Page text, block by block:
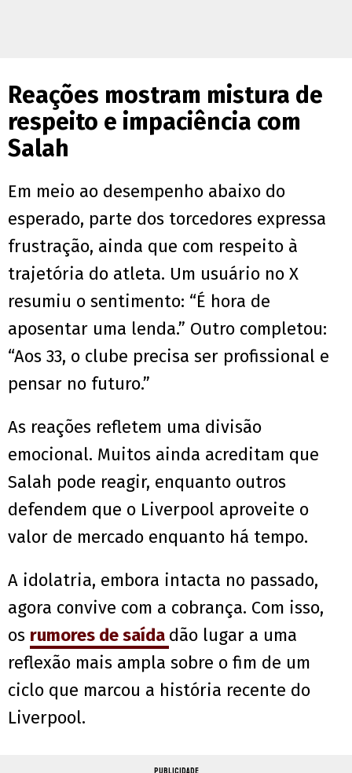
Reações mostram mistura de
respeito e impaciência com
Salah
Em meio ao desempenho abaixo do
esperado, parte dos torcedores expressa
frustração, ainda que com respeito à
trajetória do atleta. Um usuário no X
resumiu o sentimento: “É hora de
aposentar uma lenda.” Outro completou:
“Aos 33, o clube precisa ser profissional e
pensar no futuro.”
As reações refletem uma divisão
emocional. Muitos ainda acreditam que
Salah pode reagir, enquanto outros
defendem que o Liverpool aproveite o
valor de mercado enquanto há tempo.
A idolatria, embora intacta no passado,
agora convive com a cobrança. Com isso,
os rumores de saída dão lugar a uma
reflexão mais ampla sobre o fim de um
ciclo que marcou a história recente do
Liverpool.
PUBLICIDADE